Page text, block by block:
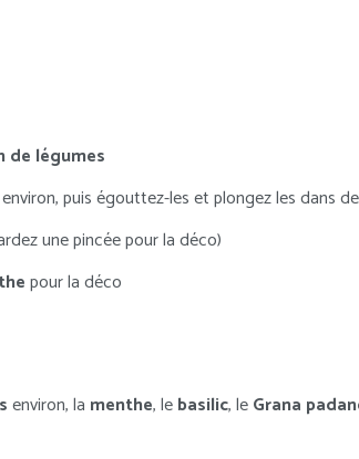
de légumes
puis égouttez-les et plongez les dans
une pincée pour la déco)
pour la déco
environ, la menthe, lebasilic, leGrana